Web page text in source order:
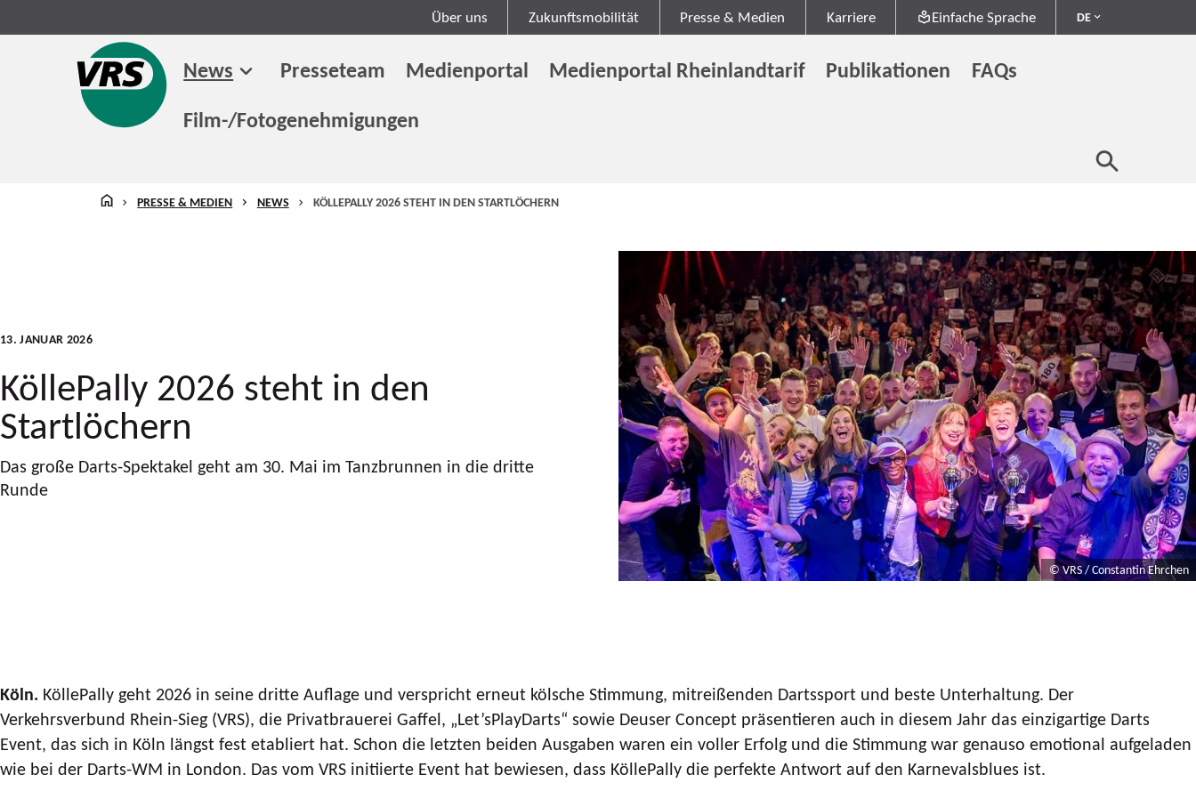
Über uns Zukunftsmobilität Presse & Medien Karriere Einfache Sprache DE
News Presseteam Medienportal Medienportal Rheinlandtarif Publikationen
FAQs
Film-/Fotogenehmigungen
STARTSEITE
PRESSE & MEDIEN NEWS KÖLLEPALLY 2026 STEHT IN DEN STARTLÖCHERN
13. JANUAR 2026
KöllePally 2026 steht in den
Startlöchern
Das große Darts-Spektakel geht am 30. Mai im Tanzbrunnen in die dritte
Runde
© VRS / Constantin Ehrchen
Köln. KöllePally geht 2026 in seine dritte Auflage und verspricht erneut kölsche Stimmung, mitreißenden Dartssport und beste Unterhaltung. Der
Verkehrsverbund Rhein-Sieg (VRS), die Privatbrauerei Gaffel, „Let’sPlayDarts“ sowie Deuser Concept präsentieren auch in diesem Jahr das einzigartige Darts
Event, das sich in Köln längst fest etabliert hat. Schon die letzten beiden Ausgaben waren ein voller Erfolg und die Stimmung war genauso emotional aufgeladen
wie bei der Darts-WM in London. Das vom VRS initiierte Event hat bewiesen, dass KöllePally die perfekte Antwort auf den Karnevalsblues ist.